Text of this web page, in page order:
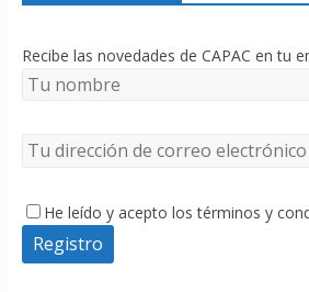
Recibe las novedades de CAPAC en tu
He leído y acepto los términos y